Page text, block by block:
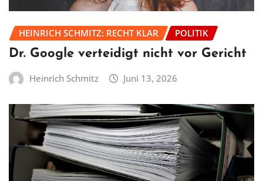
HEINRICH SCHMITZ: RECHT KLAR POLITIK
Dr. Google verteidigt nicht vor Gericht
Heinrich Schmitz Juni 13, 2026